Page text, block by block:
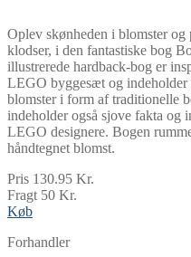
Oplev skønheden i blomster
klodser, i den fantastiske bog
illustrerede hardback-bog er
LEGO byggesæt og indeholder
blomster i form af traditionelle
indeholder også sjove fakta og
LEGO designere. Bogen
håndtegnet blomst.
Pris 130.95 Kr.
Fragt 50 Kr.
Køb
Forhandler